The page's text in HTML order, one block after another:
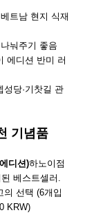
트남 현지 식재
눠주기 좋음
에디션 반미 러
성당·기찻길 관
기념품
디션)하노이점
베스트셀러.
의 선택 (6개입
KRW)